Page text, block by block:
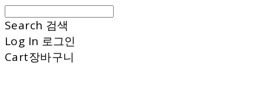
Search 검색
Log In 로그인
Cart장바구니